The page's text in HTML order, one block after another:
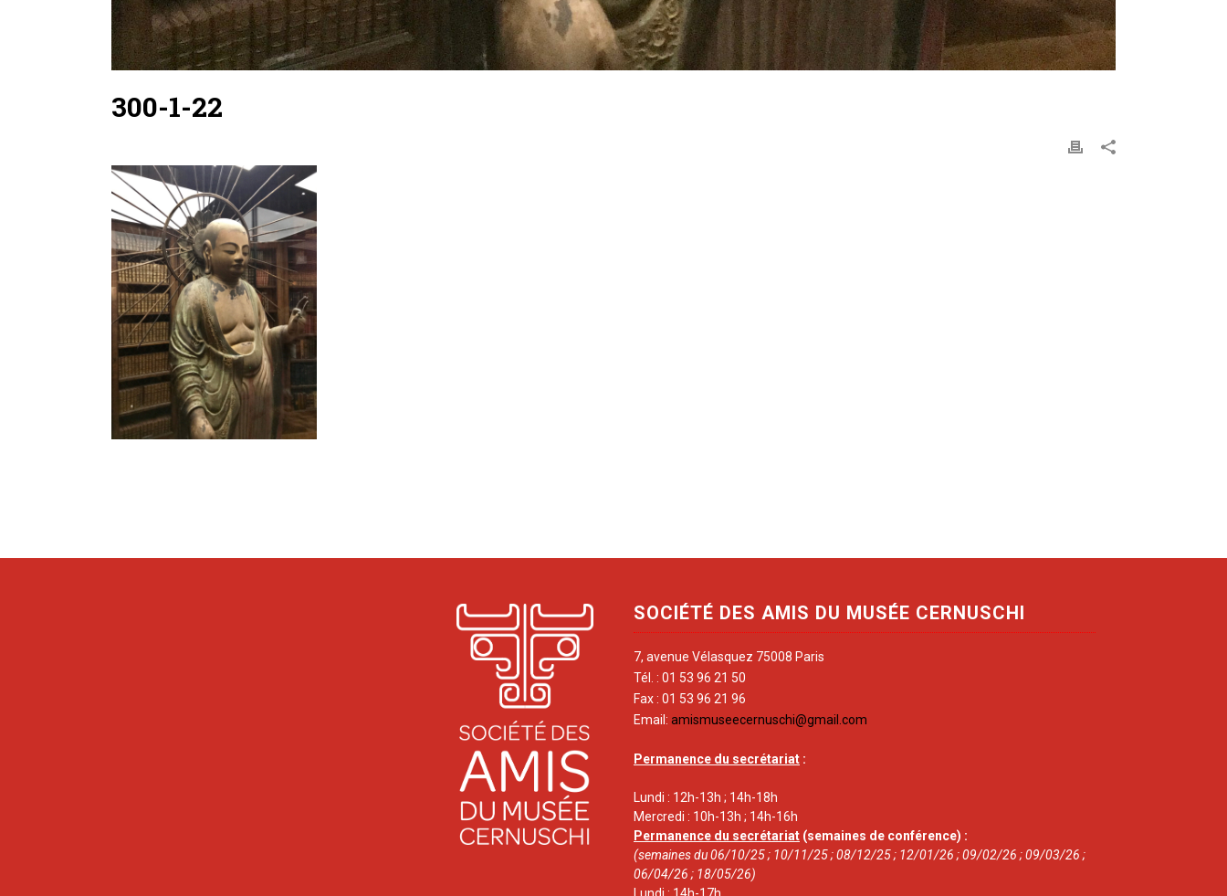
300-1-22
SOCIÉTÉ DES AMIS DU MUSÉE CERNUSCHI
7, avenue Vélasquez 75008 Paris
Tél. : 01 53 96 21 50
Fax : 01 53 96 21 96
Email: amismuseecernuschi@gmail.com
Permanence du secrétariat :
Lundi : 12h-13h ; 14h-18h
Mercredi : 10h-13h ; 14h-16h
Permanence du secrétariat (semaines de conférence) :
(semaines du 06/10/25 ; 10/11/25 ; 08/12/25 ; 12/01/26 ; 09/02/26 ; 09/03/26 ;
06/04/26 ; 18/05/26)
Lundi : 14h-17h